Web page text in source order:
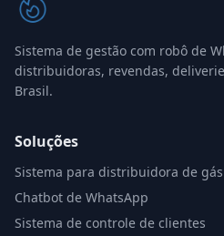
Sistema de gestão com robô de
distribuidoras, revendas,
Brasil.
Soluções
Sistema para distribuidora de gás
Chatbot de WhatsApp
Sistema de controle de clientes